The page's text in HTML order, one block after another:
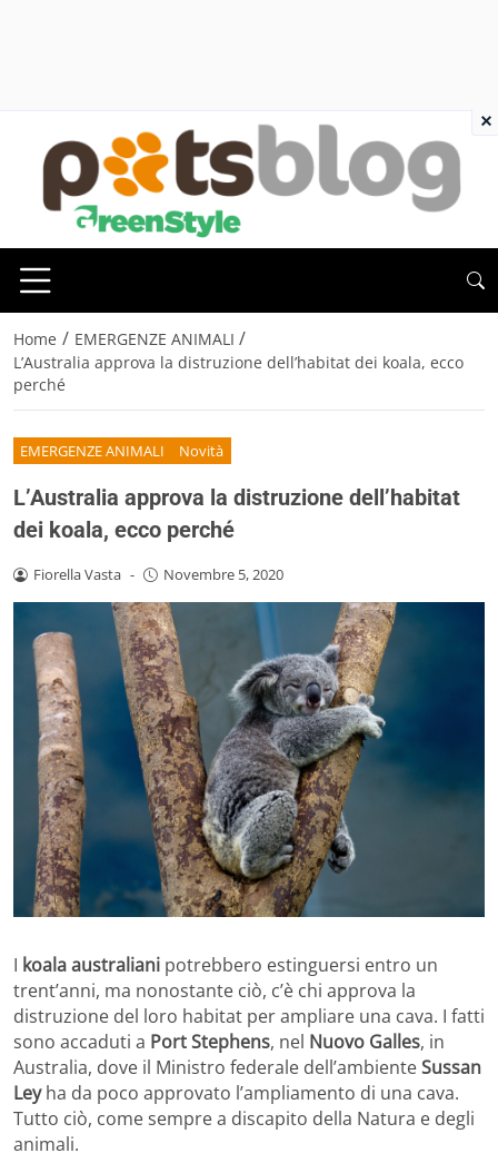
Home / EMERGENZE ANIMALI /
L’Australia approva la distruzione dell’habitat dei koala, ecco
perché
EMERGENZE ANIMALI Novità
L’Australia approva la distruzione dell’habitat
dei koala, ecco perché
Fiorella Vasta - Novembre 5, 2020
I koala australiani potrebbero estinguersi entro un
trent’anni, ma nonostante ciò, c’è chi approva la
distruzione del loro habitat per ampliare una cava. I fatti
sono accaduti a Port Stephens, nel Nuovo Galles, in
Australia, dove il Ministro federale dell’ambienteSussan
Leyha da poco approvato l’ampliamento di una cava.
Tutto ciò, come sempre a discapito della Natura e degli
animali.
×